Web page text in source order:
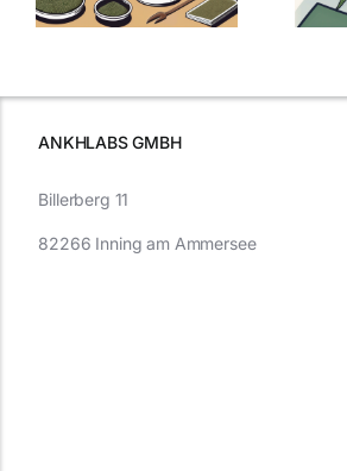
Cannabis und
müssen
ANKHLABS GMBH
Billerberg 11
82266 Inning am Ammersee